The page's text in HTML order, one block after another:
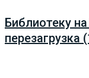
Библиотеку
перезагрузка